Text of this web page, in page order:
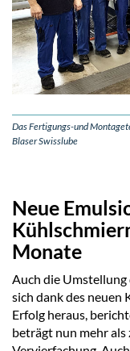
Das Fertigungs-und
Blaser Swisslube
Neue
Monate
Auch die
sich dank des neuen
Erfolg heraus,
beträgt nun mehr